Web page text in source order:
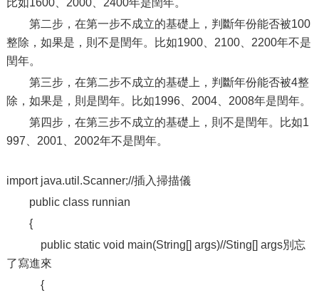
比如1600、2000、2400年是閏年。
第二步，在第一步不成立的基礎上，判斷年份能否被100
整除，如果是，則不是閏年。比如1900、2100、2200年不是
閏年。
第三步，在第二步不成立的基礎上，判斷年份能否被4整
除，如果是，則是閏年。比如1996、2004、2008年是閏年。
第四步，在第三步不成立的基礎上，則不是閏年。比如1
997、2001、2002年不是閏年。
import java.util.Scanner;//插入掃描儀
public class runnian
{
public static void main(String[] args)//Sting[] args別忘
了寫進來
{